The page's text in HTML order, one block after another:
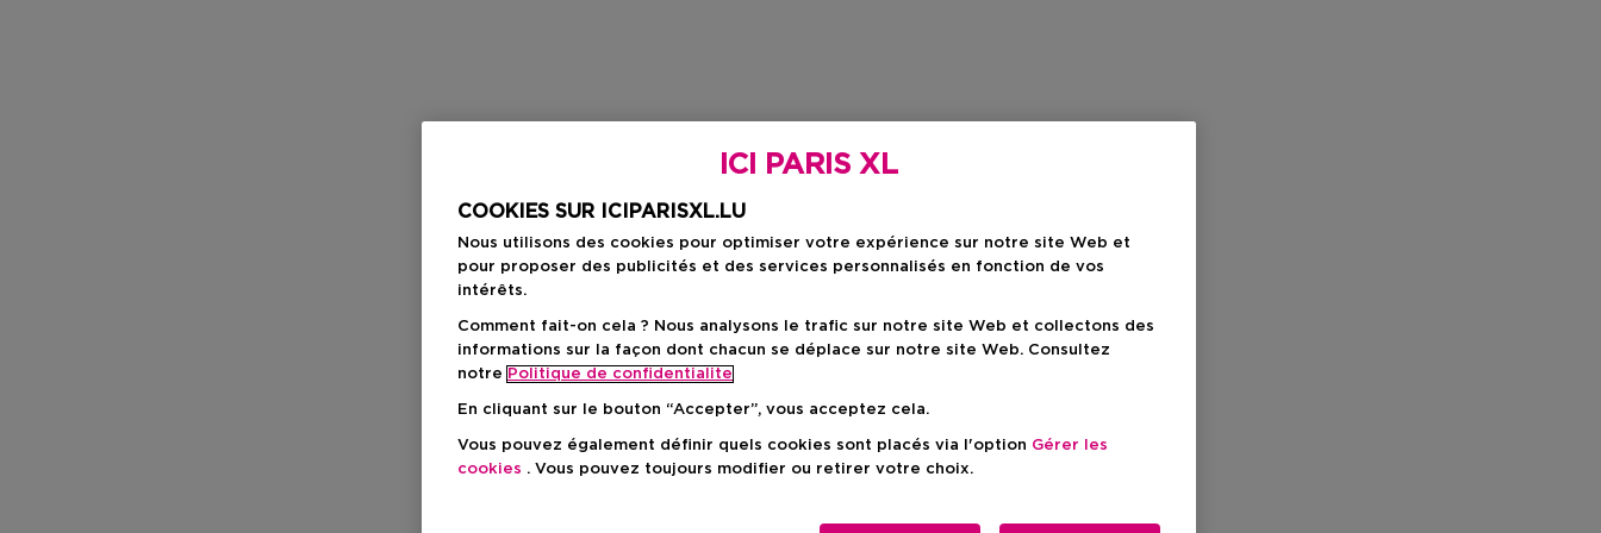
ICI PARIS XL
COOKIES SUR ICIPARISXL.LU
Nous utilisons des cookies pour optimiser votre expérience sur notre site Web et
pour proposer des publicités et des services personnalisés en fonction de vos
intérêts.
Comment fait-on cela ? Nous analysons le trafic sur notre site Web et collectons des
informations sur la façon dont chacun se déplace sur notre site Web. Consultez
notre Politique de confidentialite
En cliquant sur le bouton “Accepter”, vous acceptez cela.
Vous pouvez également définir quels cookies sont placés via l'option Gérer les
cookies . Vous pouvez toujours modifier ou retirer votre choix.